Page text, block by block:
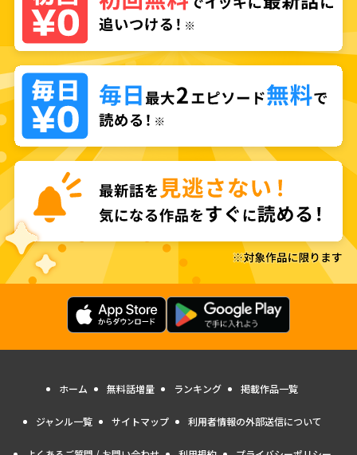
ホーム 無料話増量 ランキング 掲載作品一覧
ジャンル一覧 サイトマップ 利用者情報の外部送信について